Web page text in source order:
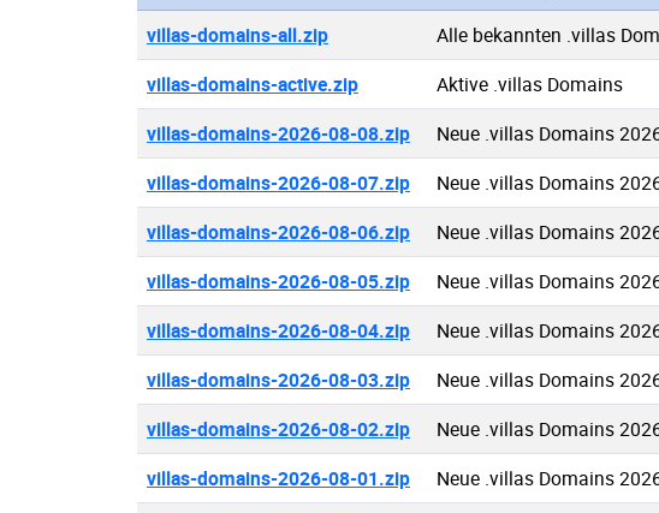
villas-domains-all.zip Alle bekannten .villas
villas-domains-active.zip Aktive .villas Domains
villas-domains-2026-08-08.zip Neue .villas Domains
villas-domains-2026-08-07.zip Neue .villas Domains
villas-domains-2026-08-06.zip Neue .villas Domains
villas-domains-2026-08-05.zip Neue .villas Domains
villas-domains-2026-08-04.zip Neue .villas Domains
villas-domains-2026-08-03.zip Neue .villas Domains
villas-domains-2026-08-02.zip Neue .villas Domains
villas-domains-2026-08-01.zip Neue .villas Domains